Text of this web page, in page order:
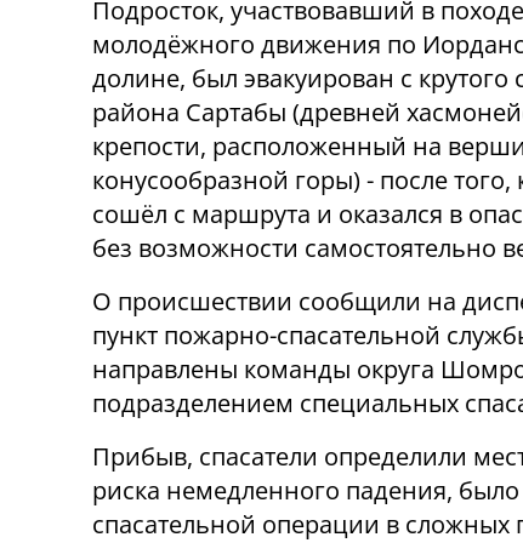
Подросток, участвовавший в походе
молодёжного движения по
долине, был эвакуирован с крутого
района Сартабы (древней
крепости, расположенный на
конусообразной горы) - после того,
сошёл с маршрута и оказался в
без возможности самостоятельно
О происшествии сообщили на
пункт пожарно-спасательной
направлены команды округа
подразделением специальных
Прибыв, спасатели определили
риска немедленного падения,
спасательной операции в сложных